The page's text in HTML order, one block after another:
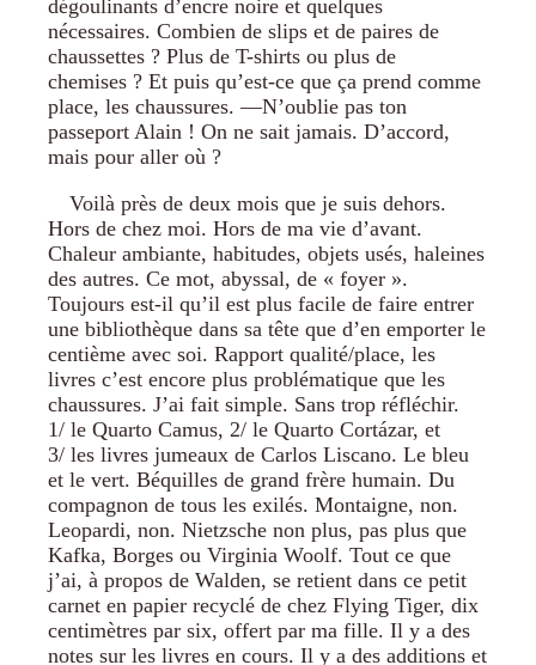
dégoulinants d’encre noire et quelques
nécessaires. Combien de slips et de paires de
chaussettes ? Plus de T-shirts ou plus de
chemises ? Et puis qu’est-ce que ça prend comme
place, les chaussures. —N’oublie pas ton
passeport Alain ! On ne sait jamais. D’accord,
mais pour aller où ?
Voilà près de deux mois que je suis dehors.
Hors de chez moi. Hors de ma vie d’avant.
Chaleur ambiante, habitudes, objets usés, haleines
des autres. Ce mot, abyssal, de « foyer ».
Toujours est-il qu’il est plus facile de faire entrer
une bibliothèque dans sa tête que d’en emporter le
centième avec soi. Rapport qualité/place, les
livres c’est encore plus problématique que les
chaussures. J’ai fait simple. Sans trop réfléchir.
1/ le Quarto Camus, 2/ le Quarto Cortázar, et
3/ les livres jumeaux de Carlos Liscano. Le bleu
et le vert. Béquilles de grand frère humain. Du
compagnon de tous les exilés. Montaigne, non.
Leopardi, non. Nietzsche non plus, pas plus que
Kafka, Borges ou Virginia Woolf. Tout ce que
j’ai, à propos de Walden, se retient dans ce petit
carnet en papier recyclé de chez Flying Tiger, dix
centimètres par six, offert par ma fille. Il y a des
notes sur les livres en cours. Il y a des additions et